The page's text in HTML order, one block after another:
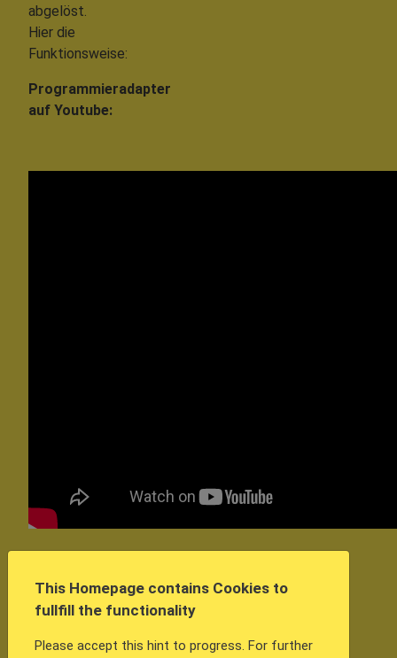
abgelöst.
Hier die
Funktionsweise:
Programmieradapter
auf Youtube:
Nadeln/Kontakte
stammen aus
Tester und
This Homepage contains Cookies to
fullfill the functionality
Please accept this hint to progress. For further